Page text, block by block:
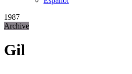
1987
Archive
Gil